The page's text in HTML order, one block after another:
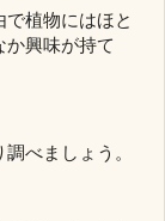
植物にはほと
か興味が持て
べましょう。